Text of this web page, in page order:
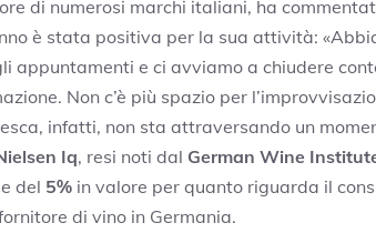
di numerosi marchi italiani, ha
è stata positiva per la sua attività:
appuntamenti e ci avviamo a chiudere
Non c’è più spazio per
infatti, non sta attraversando un
Iq, resi noti dal German Wine
del 5% in valore per quanto riguarda il
di vino in Germania.